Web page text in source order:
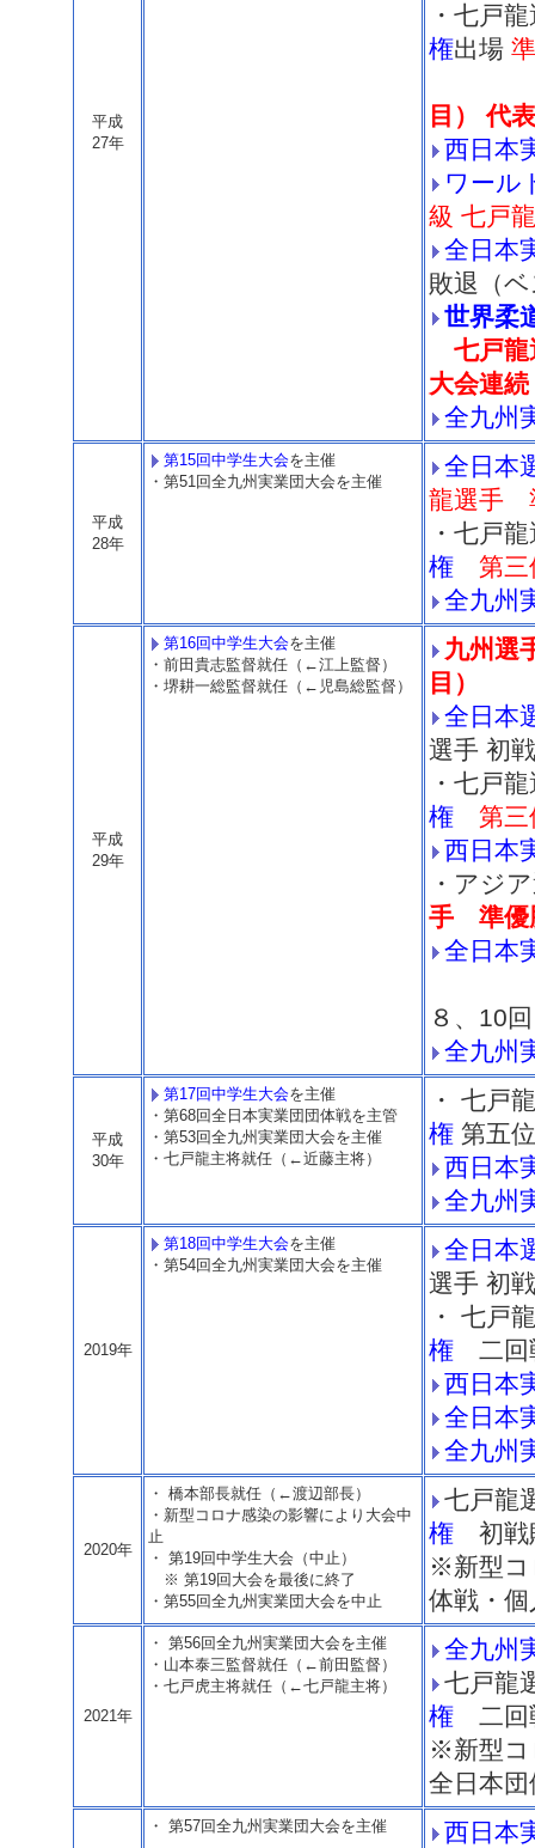
平成
27年
・七戸
権出場
目） 代
西日本
ワール
級 七戸
全日本
敗退（
世界柔
七戸
大会連続
全九州
平成
28年
第15回中学生大会を主催
・第51回全九州実業団大会を主催
全日本
龍選手
・七戸
権
第三
全九州
平成
29年
第16回中学生大会を主催
・前田貴志監督就任（←江上監督）
・堺耕一総監督就任（←児島総監督）
九州選
目）
全日本
選手 初
・七戸
権
第三
西日本
・アジ
手 準優
全日本
８、10
全九州
平成
30年
第17回中学生大会を主催
・第68回全日本実業団団体戦を主管
・第53回全九州実業団大会を主催
・七戸龍主将就任（←近藤主将）
・ 七戸
権 第五位
西日本
全九州
2019年
第18回中学生大会を主催
・第54回全九州実業団大会を主催
全日本
選手 初
・ 七戸
権 二回
西日本
全日本
全九州
2020年
・ 橋本部長就任（←渡辺部長）
・新型コロナ感染の影響により大会中
止
・ 第19回中学生大会（中止）
※ 第19回大会を最後に終了
・第55回全九州実業団大会を中止
七戸龍
権 初戦
※新型コ
体戦・
2021年
・ 第56回全九州実業団大会を主催
・山本泰三監督就任（←前田監督）
・七戸虎主将就任（←七戸龍主将）
全九州
七戸龍
権 二回
※新型コ
全日本
・ 第57回全九州実業団大会を主催
西日本